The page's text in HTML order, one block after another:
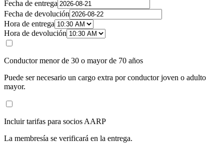
Fecha de entrega
Fecha de devolución
Hora de entrega
Hora de devolución
Conductor menor de 30 o mayor de 70 años
Puede ser necesario un cargo extra por conductor joven o adulto
mayor.
Incluir tarifas para socios AARP
La membresía se verificará en la entrega.